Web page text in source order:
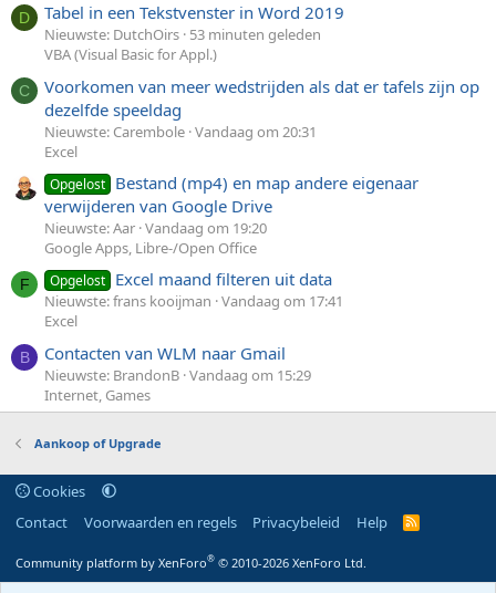
D Tabel in een Tekstvenster in Word 2019
Nieuwste: DutchOirs 53 minuten geleden
VBA (Visual Basic for Appl.)
C
Voorkomen van meer wedstrijden als dat er tafels zijn op
dezelfde speeldag
Nieuwste: Carembole Vandaag om 20:31
Excel
Opgelost Bestand (mp4) en map andere eigenaar
verwijderen van Google Drive
Nieuwste: Aar Vandaag om 19:20
Google Apps, Libre-/Open Office
F Opgelost Excel maand filteren uit data
Nieuwste: frans kooijman Vandaag om 17:41
Excel
B Contacten van WLM naar Gmail
Nieuwste: BrandonB Vandaag om 15:29
Internet, Games
Aankoop of Upgrade
Cookies
Contact
Voorwaarden en regels Privacybeleid Help
R
S
Community platform by XenForo® © 2010-2026 XenForo Ltd.